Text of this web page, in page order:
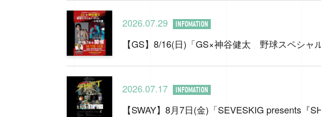
2026.07.29 INFOMATION
【GS】8/16(日)「GS×神谷健太 野球スペシャ
2026.07.17 INFOMATION
【SWAY】8月7日(金)「SEVESKIG presents『